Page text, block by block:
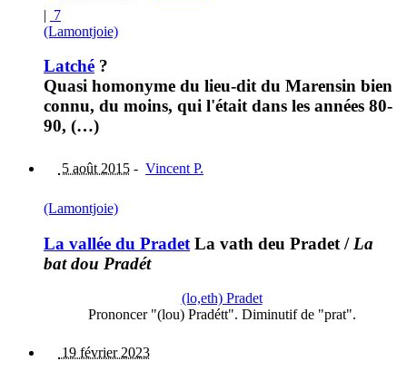
| 7
(Lamontjoie)
Latché ?
Quasi homonyme du lieu-dit du Marensin bien
connu, du moins, qui l'était dans les années 80-
90, (…)
5 août 2015 - Vincent P.
(Lamontjoie)
La vallée du Pradet La vath deu Pradet / La
bat dou Pradét
(lo,eth) Pradet
Prononcer "(lou) Pradétt". Diminutif de "prat".
19 février 2023